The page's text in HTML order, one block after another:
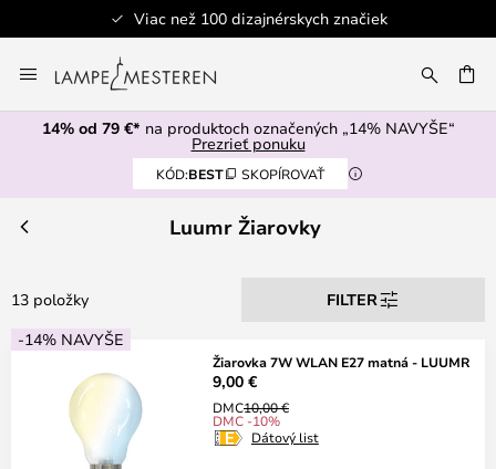
Bezpečná platba
to
Content
14% od 79 €* na produktoch označených „14% NAVYŠE“
Prezrieť ponuku
KÓD:BEST SKOPÍROVAŤ
Luumr Žiarovky
13 položky
FILTER
-14% NAVYŠE
Žiarovka 7W WLAN E27 matná - LUUMR
9,00 €
DMC10,00 €
DMC -10%
Dátový list